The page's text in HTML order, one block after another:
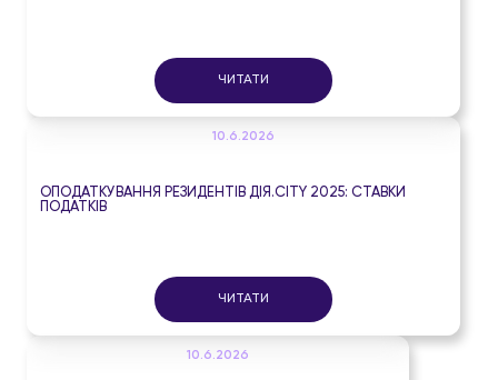
ЧИТАТИ
10.6.2026
ОПОДАТКУВАННЯ РЕЗИДЕНТІВ ДІЯ.CITY 2025: СТАВКИ
ПОДАТКІВ
ЧИТАТИ
10.6.2026